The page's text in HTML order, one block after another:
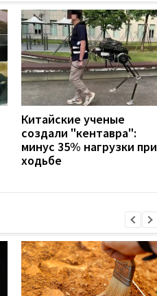
Китайские ученые
создали "кентавра":
минус 35% нагрузки при
ходьбе